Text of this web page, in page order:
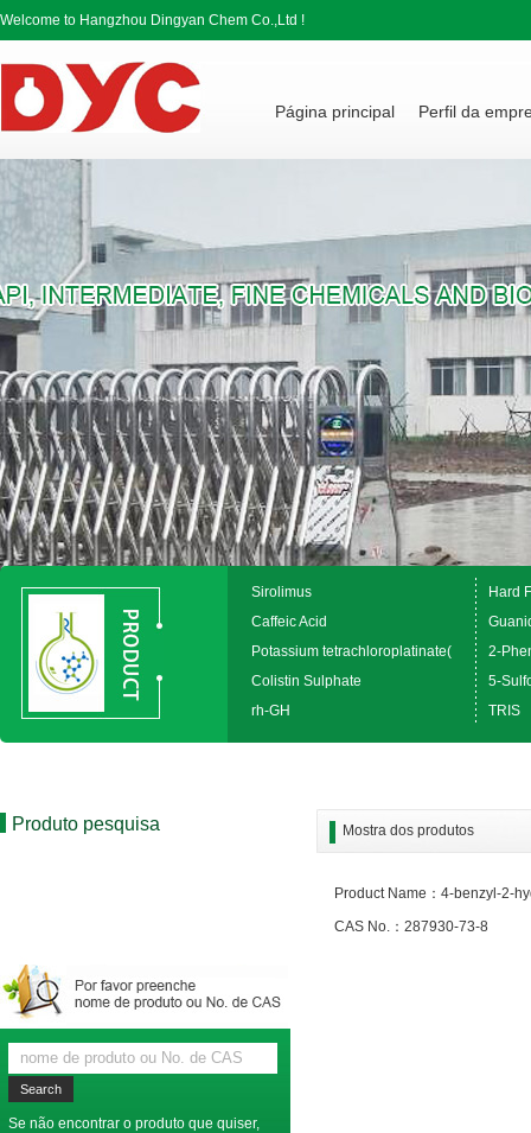
Welcome to Hangzhou Dingyan Chem Co.,Ltd !
Página principal Perfil da
Sirolimus
Hard
Caffeic Acid
Potassium tetrachloroplatinate(
2-
Colistin Sulphate
5-
rh-GH
TRIS
Produto pesquisa
Se não encontrar o produto que quiser,
Mostra dos produtos
Product Name：4-benzyl-2-
CAS No.：287930-73-8